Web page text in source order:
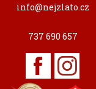
info@nejzlato.cz
737 690 657